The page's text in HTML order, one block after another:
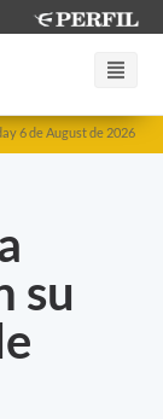
6 de August de 2026
su